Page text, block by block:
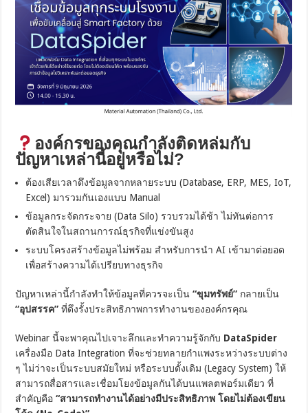
องค์กรของคุณกำลังติดหล่มกับ
ปัญหาเหล่านี้อยู่หรือไม่?
ต้องเสียเวลาดึงข้อมูลจากหลายระบบ (Database, ERP, MES, IoT,
Excel) มารวมกันเองแบบ Manual
ข้อมูลกระจัดกระจาย (Data Silo) รวบรวมได้ช้า ไม่ทันต่อการ
ตัดสินใจในสถานการณ์ธุรกิจที่แข่งขันสูง
ระบบโครงสร้างข้อมูลไม่พร้อม สำหรับการนำ AI เข้ามาต่อยอด
เพื่อสร้างความได้เปรียบทางธุรกิจ
ปัญหาเหล่านี้กำลังทำให้ข้อมูลที่ควรจะเป็น“ขุมทรัพย์” กลายเป็น
“อุปสรรค” ที่ดึงรั้งประสิทธิภาพการทำงานขององค์กรคุณ
Webinar นี้จะพาคุณไปเจาะลึกและทำความรู้จักกับ DataSpider
เครื่องมือ Data Integration ที่จะช่วยทลายกำแพงระหว่างระบบต่าง
ๆ ไม่ว่าจะเป็นระบบสมัยใหม่ หรือระบบดั้งเดิม (Legacy System) ให้
สามารถสื่อสารและเชื่อมโยงข้อมูลกันได้บนแพลตฟอร์มเดียว ที่
สำคัญคือ“สามารถทำงานได้อย่างมีประสิทธิภาพ โดยไม่ต้องเขียน